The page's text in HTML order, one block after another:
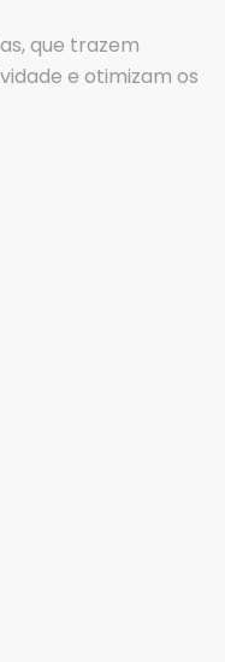
que trazem
e otimizam os